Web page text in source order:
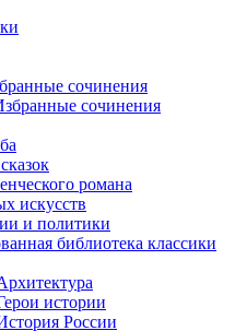
сочинения
сочинения
романа
искусств
и политики
библиотека классики
истории
России